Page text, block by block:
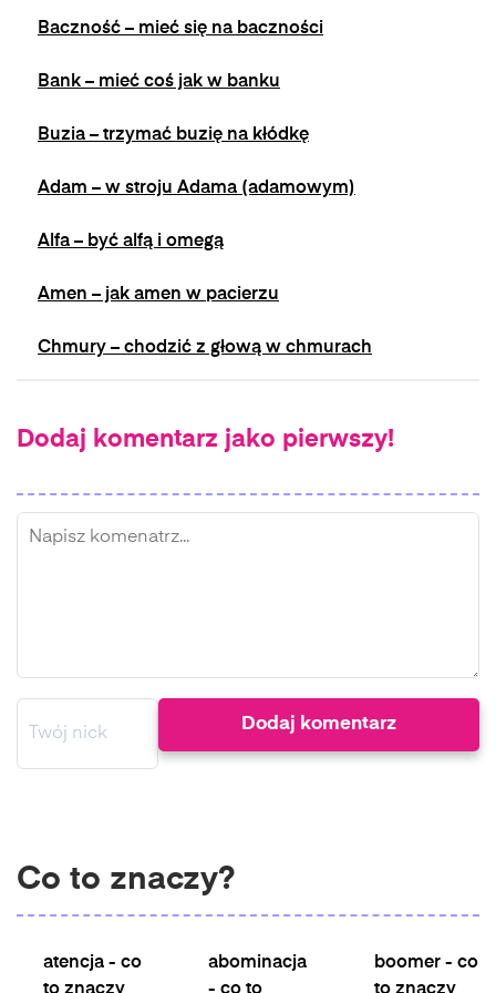
Baczność – mieć się na baczności
Bank – mieć coś jak w banku
Buzia – trzymać buzię na kłódkę
Adam – w stroju Adama (adamowym)
Alfa – być alfą i omegą
Amen – jak amen w pacierzu
Chmury – chodzić z głową w chmurach
Dodaj komentarz jako pierwszy!
Co to znaczy?
atencja - co
abominacja
boomer - co